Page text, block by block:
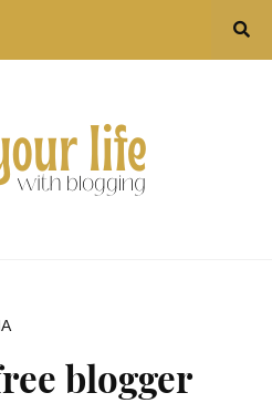
blogger